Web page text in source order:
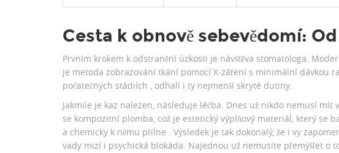
Cesta k obnově sebevědomí:
Prvním krokem k odstranění úzkosti je návštěva stomatologa.
je metoda zobrazování tkání pomocí X-záření s minimální dávkou
počatečných stádiích
, odhalí i ty nejmenší skryté dutiny.
Jakmile je kaz nalezen, následuje léčba. Dnes už nikdo nemusí mít
se kompozitní plomba , což je estetický výplňový materiál, který se
a chemicky k němu přilne
. Výsledek je tak dokonalý, že i vy
vady mizí i psychická blokáda. Najednou už nemusíte přemýšlet o